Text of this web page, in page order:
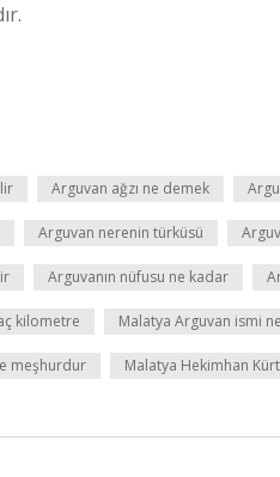
Arguvan ağzı ne demek
Arguvan nerenin türküsü
Arguvanın nüfusu ne kadar
kilometre Malatya Arguvan ismi
meşhurdur Malatya Hekimhan